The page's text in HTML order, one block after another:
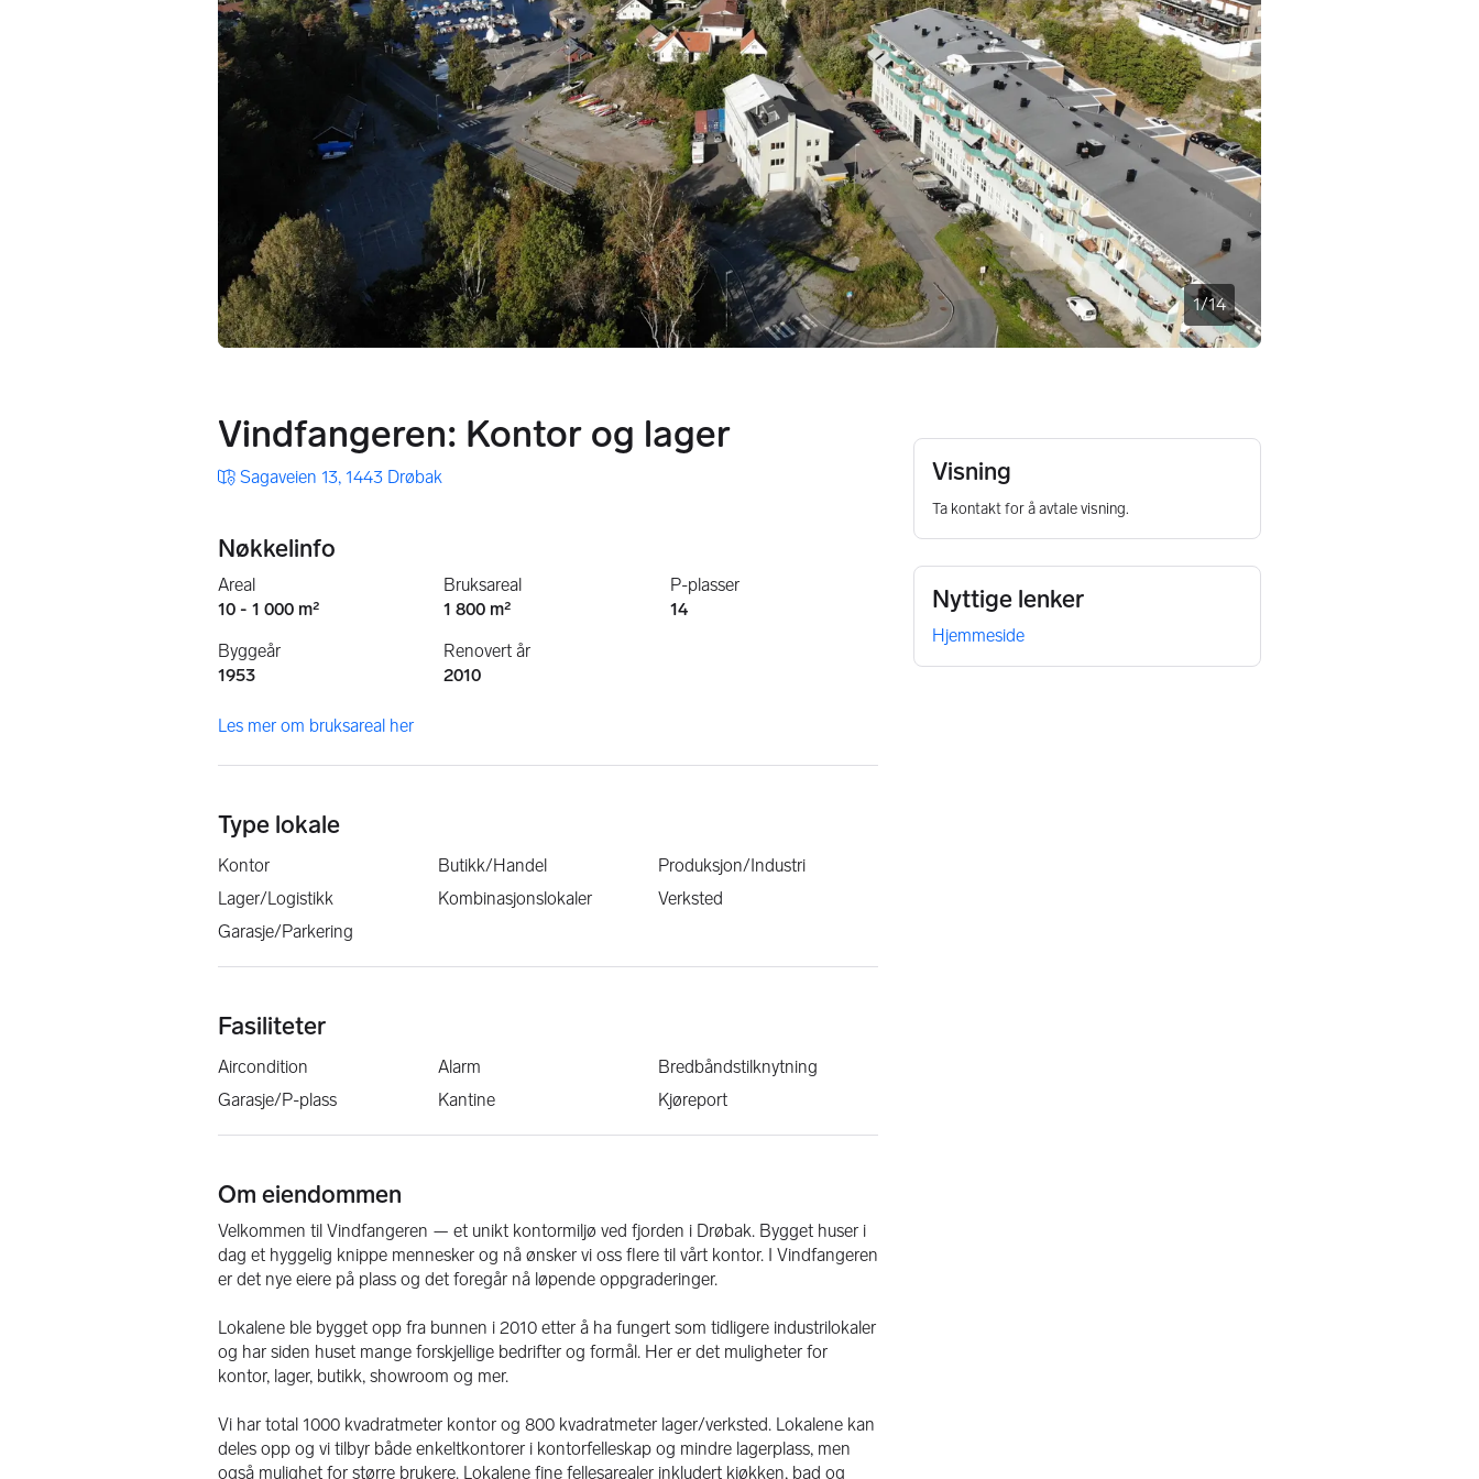
1/14
Vindfangeren: Kontor og lager
Sagaveien 13, 1443 Drøbak
Nøkkelinfo
Areal
10 - 1 000 m²
Bruksareal
1 800 m²
P-plasser
14
Byggeår
1953
Renovert år
2010
Les mer om bruksareal her
Type lokale
Kontor Butikk/Handel
Produksjon/Industri
Lager/Logistikk
Kombinasjonslokaler
Verksted
Garasje/Parkering
Fasiliteter
Aircondition Alarm
Bredbåndstilknytning
Garasje/P-plass
Kantine Kjøreport
Om eiendommen
Velkommen til Vindfangeren — et unikt kontormiljø ved fjorden i Drøbak. Bygget huser i
dag et hyggelig knippe mennesker og nå ønsker vi oss flere til vårt kontor. I Vindfangeren
er det nye eiere på plass og det foregår nå løpende oppgraderinger.
Lokalene ble bygget opp fra bunnen i 2010 etter å ha fungert som tidligere industrilokaler
og har siden huset mange forskjellige bedrifter og formål. Her er det muligheter for
kontor, lager, butikk, showroom og mer.
Vi har total 1000 kvadratmeter kontor og 800 kvadratmeter lager/verksted. Lokalene kan
deles opp og vi tilbyr både enkeltkontorer i kontorfelleskap og mindre lagerplass, men
også mulighet for større brukere. Lokalene fine fellesarealer inkludert kjøkken, bad og
Visning
Ta kontakt for å avtale visning.
Nyttige lenker
Hjemmeside